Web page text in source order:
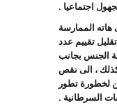
اجتماعيا .
هاته الممارسة
تقييم عدد
الجنس بجانب
، الى نقص
لخطورة تطور
السرطانية .